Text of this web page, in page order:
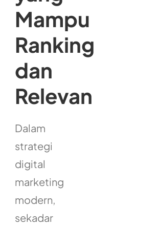
Mampu
Ranking
dan
Relevan
Dalam
strategi
digital
marketing
modern,
sekadar